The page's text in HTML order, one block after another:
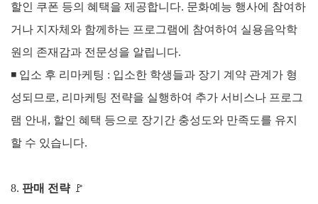
할인 쿠폰 등의 혜택을 제공합니다. 문화예능 행사에 참여하
거나 지자체와 함께하는 프로그램에 참여하여 실용음악학
원의 존재감과 전문성을 알립니다.
◾ 입소 후 리마케팅 : 입소한 학생들과 장기 계약 관계가 형
성되므로, 리마케팅 전략을 실행하여 추가 서비스나 프로그
램 안내, 할인 혜택 등으로 장기간 충성도와 만족도를 유지
할 수 있습니다.
8. 판매 전략 🚩